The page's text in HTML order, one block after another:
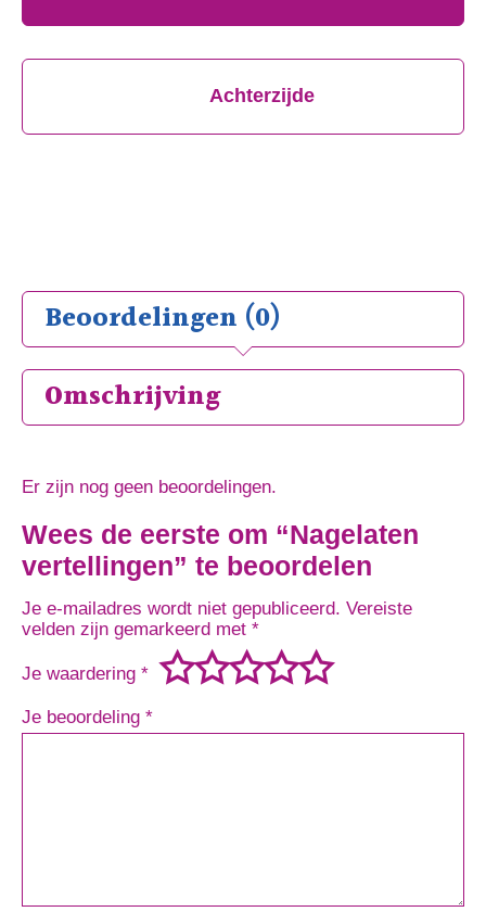
Achterzijde
Beoordelingen (0)
Omschrijving
Er zijn nog geen beoordelingen.
Wees de eerste om “Nagelaten
vertellingen” te beoordelen
Je e-mailadres wordt niet gepubliceerd. Vereiste
velden zijn gemarkeerd met *
Je waardering *
Je beoordeling *